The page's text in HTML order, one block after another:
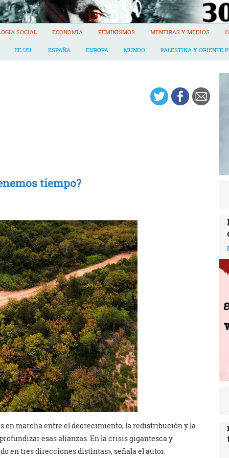
SOCIAL ECONOMÍA FEMINISMOS MENTIRAS Y MEDIOS
EE.UU. ESPAÑA EUROPA MUNDO PALESTINA Y ORIENTE
tiempo?
en marcha entre el decrecimiento, la redistribución y la
esas alianzas. En la crisis gigantesca y
en tres direcciones distintas», señala el autor.